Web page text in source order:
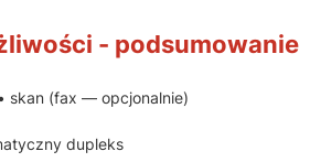
- podsumowanie
skan (fax — opcjonalnie)
dupleks